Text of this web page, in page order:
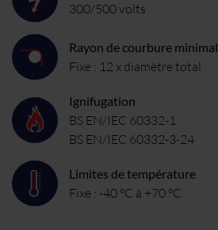
300/500 volts
Rayon de courbure minimal
Fixe : 12 x diamètre total
Ignifugation
BS EN/IEC 60332-1
BS EN/IEC 60332-3-24
Limites de température
Fixe : -40 °C à +70 °C